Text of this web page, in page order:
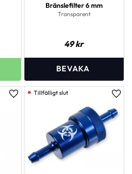
Bränslefilter 6 mm
Transparent
49kr
Lägg till i favoriter